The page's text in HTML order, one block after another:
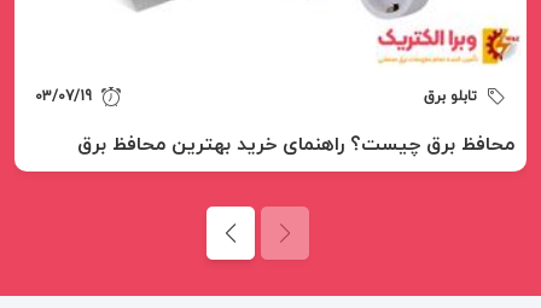
تابلو برق 03/07/19
محافظ برق چیست؟ راهنمای خرید بهترین محافظ برق